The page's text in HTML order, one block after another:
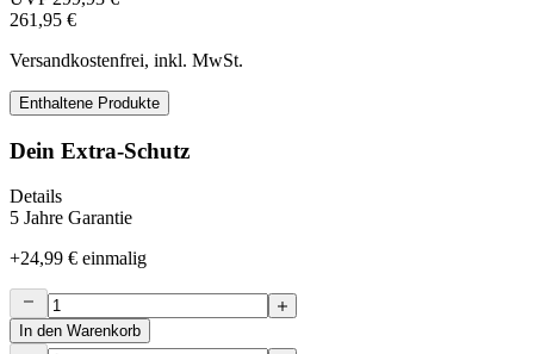
261,95 €
Versandkostenfrei, inkl. MwSt.
Enthaltene Produkte
Dein Extra-Schutz
Details
5 Jahre Garantie
+24,99 € einmalig
In den Warenkorb